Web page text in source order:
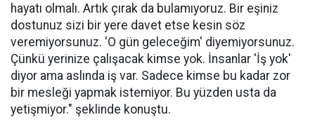
hayatı olmalı. Artık çırak da bulamıyoruz. Bir eşiniz
dostunuz sizi bir yere davet etse kesin söz
veremiyorsunuz. 'O gün geleceğim' diyemiyorsunuz.
Çünkü yerinize çalışacak kimse yok. İnsanlar 'İş yok'
diyor ama aslında iş var. Sadece kimse bu kadar zor
bir mesleği yapmak istemiyor. Bu yüzden usta da
yetişmiyor." şeklinde konuştu.